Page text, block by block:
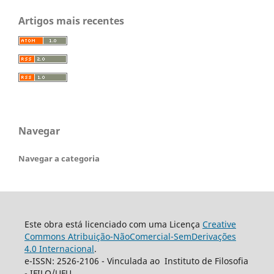
Artigos mais recentes
Navegar
Navegar a categoria
Este obra está licenciado com uma Licença Creative
Commons Atribuição-NãoComercial-SemDerivações
4.0 Internacional.
e-ISSN: 2526-2106 - Vinculada ao Instituto de Filosofia